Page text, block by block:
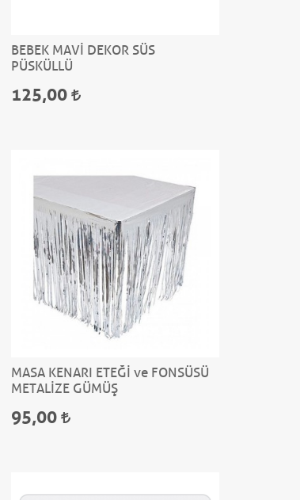
BEBEK MAVİ DEKOR SÜS
PÜSKÜLLÜ
125,00
MASA KENARI ETEĞİ ve FONSÜSÜ
METALİZE GÜMÜŞ
95,00